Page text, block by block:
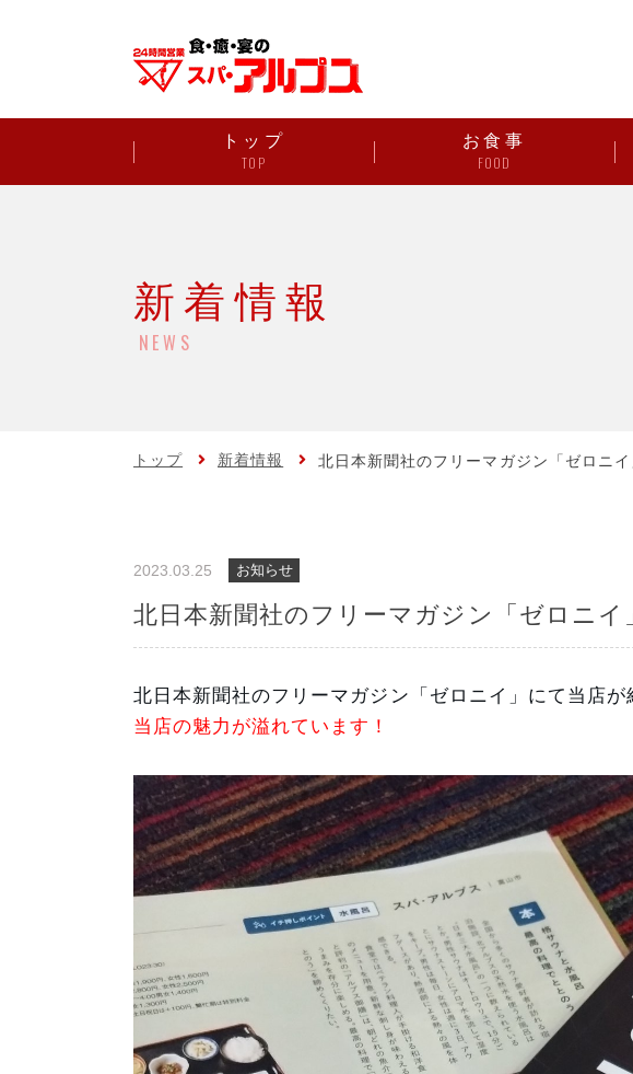
トップ
TOP
お食事
FOOD
新着情報
NEWS
トップ 新着情報
北日本新聞社のフリーマガジン「ゼロニ
2023.03.25 お知らせ
北日本新聞社のフリーマガジン「ゼロニイ
北日本新聞社のフリーマガジン「ゼロニイ」にて当店が
当店の魅力が溢れています！